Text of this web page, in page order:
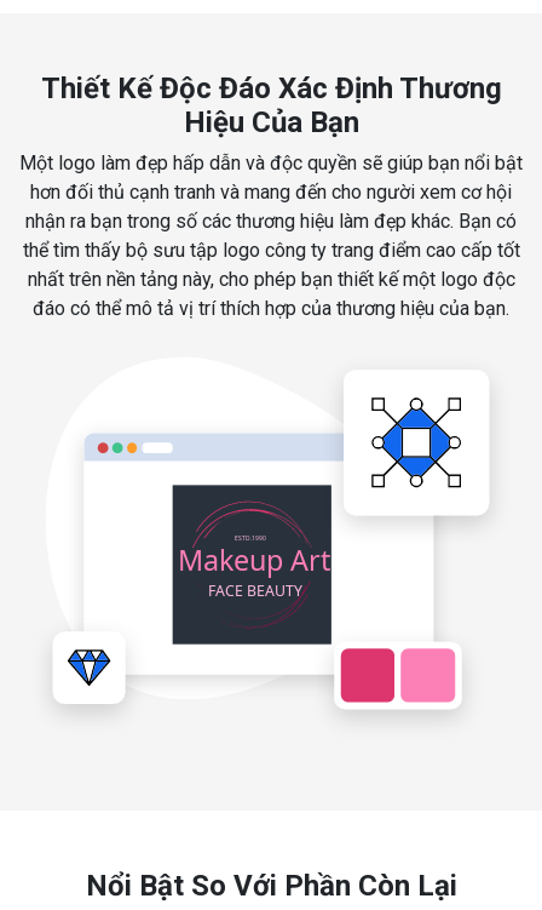
Thiết Kế Độc Đáo Xác Định Thương
Hiệu Của Bạn
Một logo làm đẹp hấp dẫn và độc quyền sẽ giúp bạn nổi bật
hơn đối thủ cạnh tranh và mang đến cho người xem cơ hội
nhận ra bạn trong số các thương hiệu làm đẹp khác. Bạn có
thể tìm thấy bộ sưu tập logo công ty trang điểm cao cấp tốt
nhất trên nền tảng này, cho phép bạn thiết kế một logo độc
đáo có thể mô tả vị trí thích hợp của thương hiệu của bạn.
Nổi Bật So Với Phần Còn Lại